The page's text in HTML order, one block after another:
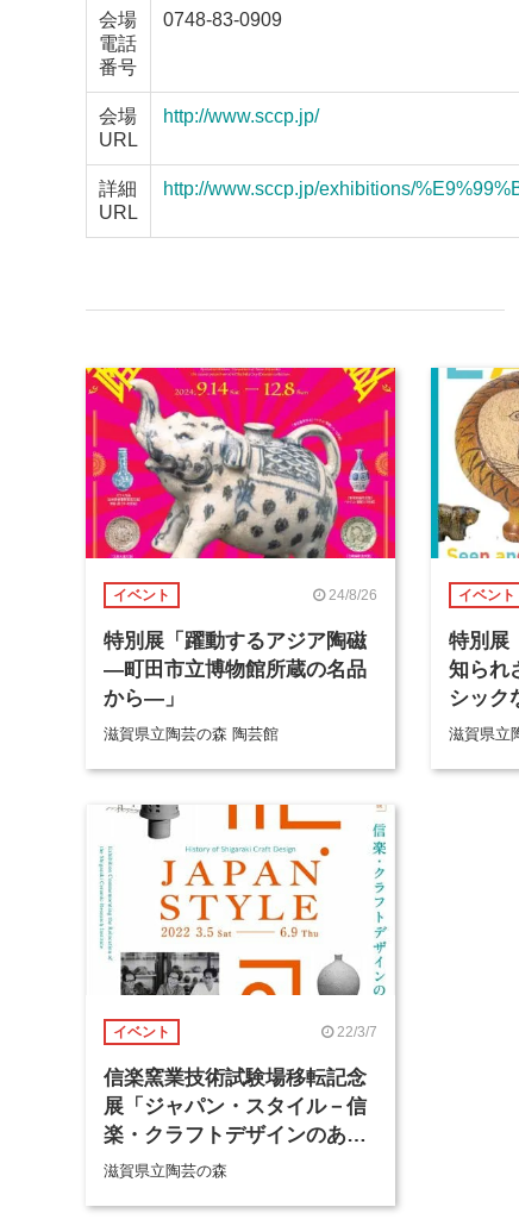
会場
電話
番号
0748-83-0909
会場
URL
http://www.sccp.jp/
詳細
URL
http://www.sccp.jp/exhibitions/
イベント 24/8/26
特別展「躍動するアジア陶磁
―町田市立博物館所蔵の名品
から―」
滋賀県立陶芸の森 陶芸館
イベント
特別展
知られ
シック
滋賀県立
イベント 22/3/7
信楽窯業技術試験場移転記念
展「ジャパン・スタイル－信
楽・クラフトデザインのあゆ
み」
滋賀県立陶芸の森